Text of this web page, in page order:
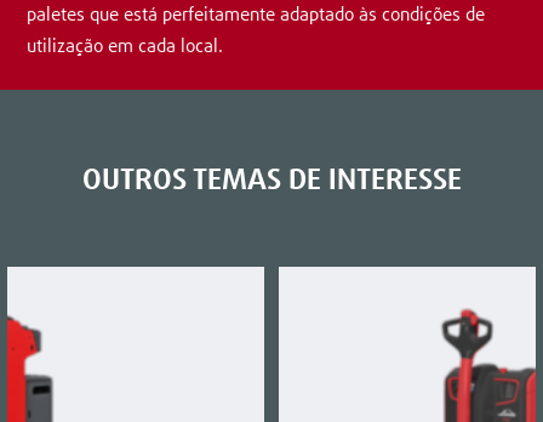
paletes que está perfeitamente adaptado às condições de
utilização em cada local.
OUTROS TEMAS DE INTERESSE